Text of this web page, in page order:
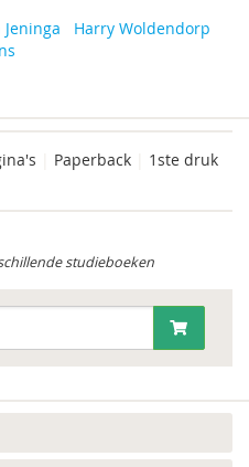
Harry Woldendorp
Paperback
1ste druk
studieboeken